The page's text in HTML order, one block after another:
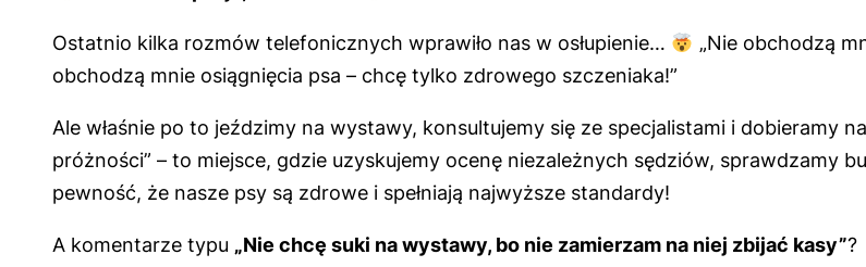
Ostatnio kilka rozmów telefonicznych wprawiło nas w osłupienie…
„Nie obchodzą
obchodzą mnie osiągnięcia psa – chcę tylko zdrowego szczeniaka!”
Ale właśnie po to jeździmy na wystawy, konsultujemy się ze specjalistami i dobieramy
próżności” – to miejsce, gdzie uzyskujemy ocenę niezależnych sędziów, sprawdzamy
pewność, że nasze psy są zdrowe i spełniają najwyższe standardy!
A komentarze typu „Nie chcę suki na wystawy, bo nie zamierzam na niej zbijać kasy”?